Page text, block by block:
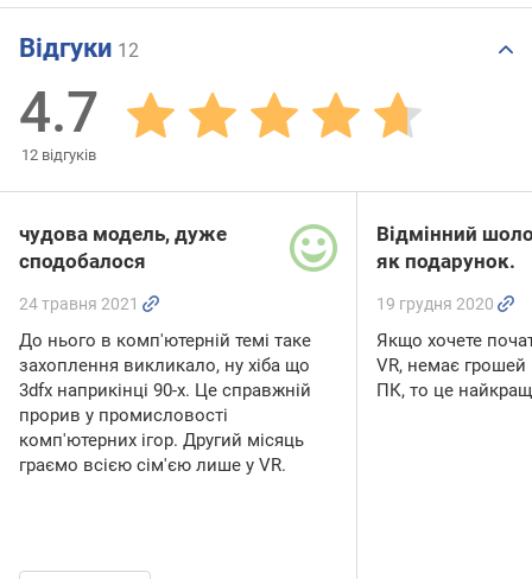
Відгуки 12
4.7
12 відгуків
чудова модель, дуже
сподобалося
24 травня 2021
До нього в комп'ютерній темі таке
захоплення викликало, ну хіба що
3dfx наприкінці 90-х. Це справжній
прорив у промисловості
комп'ютерних ігор. Другий місяць
граємо всією сім'єю лише у VR.
Відмінний
як подарунок.
19 грудня 2020
Якщо хочете
VR, немає грошей
ПК, то це